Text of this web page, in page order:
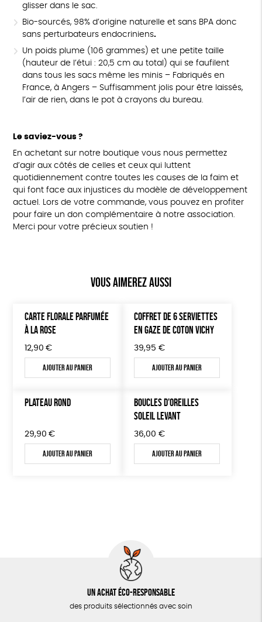
glisser dans le sac.
Bio-sourcés, 98% d’origine naturelle et sans BPA donc
sans perturbateurs endocriniens.
Un poids plume (106 grammes) et une petite taille
(hauteur de l’étui : 20,5 cm au total) qui se faufilent
dans tous les sacs même les minis – Fabriqués en
France, à Angers – Suffisamment jolis pour être laissés,
l’air de rien, dans le pot à crayons du bureau.
Le saviez-vous ?
En achetant sur notre boutique vous nous permettez
d’agir aux côtés de celles et ceux qui luttent
quotidiennement contre toutes les causes de la faim et
qui font face aux injustices du modèle de développement
actuel. Lors de votre commande, vous pouvez en profiter
pour faire un don complémentaire à notre association.
Merci pour votre précieux soutien !
Vous aimerez aussi
CARTE FLORALE PARFUMÉE
À LA ROSE
12,90 €
Ajouter au panier
COFFRET DE 6 SERVIETTES
EN GAZE DE COTON VICHY
39,95 €
Ajouter au panier
PLATEAU ROND
29,90 €
Ajouter au panier
BOUCLES D’OREILLES
SOLEIL LEVANT
36,00 €
Ajouter au panier
Un achat éco-responsable
des produits sélectionnés avec soin